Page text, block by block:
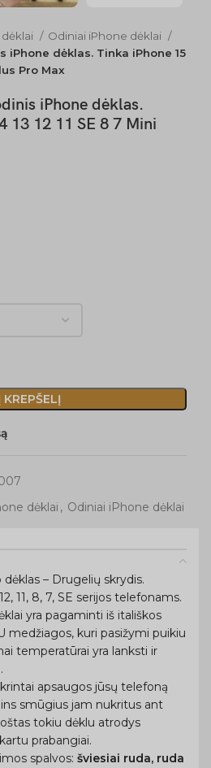
Odiniai iPhone dėklai
dėklas. Tinka iPhone 15
Pro Max
iPhone dėklas.
13 12 11 SE 8 7 Mini
KREPŠELĮ
dėklai , Odiniai iPhone dėklai
– Drugelių skrydis.
11, 8, 7, SE serijos telefonams.
yra pagaminti iš itališkos
medžiagos, kuri pasižymi puikiu
temperatūrai yra lanksti ir
apsaugos jūsų telefoną
smūgius jam nukritus ant
tokiu dėklu atrodys
prabangiai.
spalvos: šviesiai ruda, ruda